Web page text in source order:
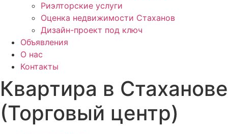
Риэлторские услуги
Оценка недвижимости Стаханов
Дизайн-проект под ключ
Объявления
О нас
Контакты
Квартира в Стаханове
(Торговый центр)